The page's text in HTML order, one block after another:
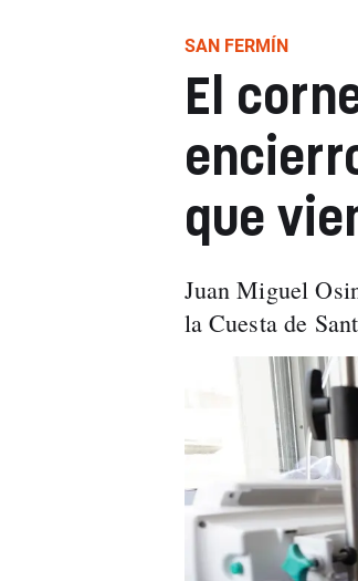
SAN FERMÍN
El
que
Juan Miguel
la Cuesta de